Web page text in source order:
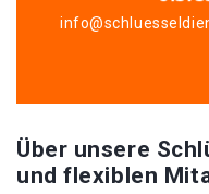
Über unsere
und flexiblen